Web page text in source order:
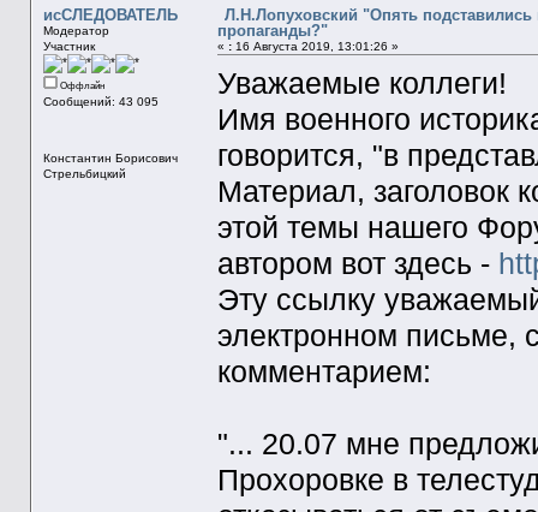
исСЛЕДОВАТЕЛЬ
Модератор
Участник
Оффлайн
Сообщений: 43 095
Константин Борисович
Стрельбицкий
Л.Н.Лопуховский "Опять подставились
пропаганды?"
« :16 Августа 2019, 13:01:26 »
Уважаемые коллеги!
Имя военного
говорится, "в
Материал, заголовок
этой темы нашего
автором вот здесь -
Эту ссылку
электронном письме,
комментарием:
"... 20.07 мне
Прохоровке в